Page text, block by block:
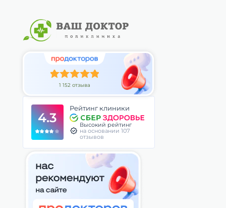
1 152 отзыва
4.3
Рейтинг клиники
Высокий рейтинг
на основании 107
отзывов